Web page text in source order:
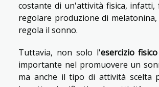
costante di un'attività fisica, infatti,
regolare produzione di
regola il sonno.
Tuttavia, non solo l'esercizio fisico
importante nel promuovere un
ma anche il tipo di attività scelta